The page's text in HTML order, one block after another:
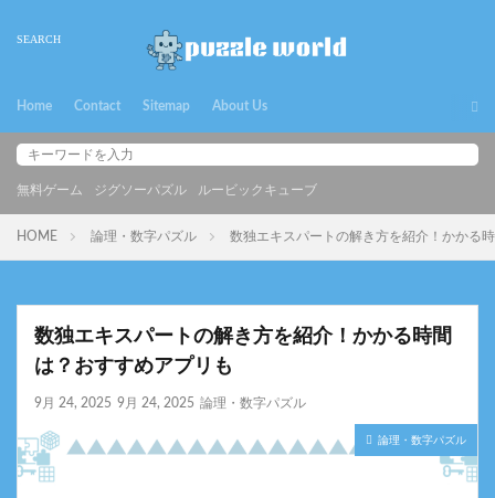
Home Contact Sitemap About Us
無料ゲーム ジグソーパズル ルービックキューブ
HOME 論理・数字パズル 数独エキスパートの解き方を紹介！かかる
数独エキスパートの解き方を紹介！かかる時間
は？おすすめアプリも
9月 24, 2025 9月 24, 2025 論理・数字パズル
論理・数字パズル